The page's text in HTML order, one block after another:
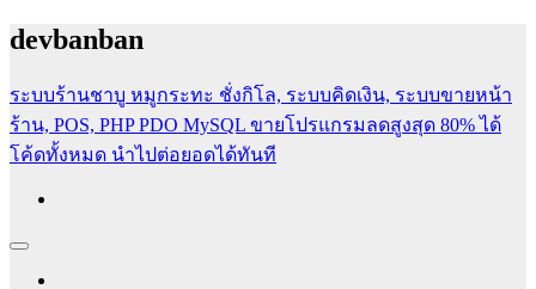
Skip
to
devbanban
ระบบร้านชาบู หมูกระทะ ชั่งกิโล, ระบบคิดเงิน, ระบบขายหน้า
ร้าน, POS, PHP PDO MySQL ขายโปรแกรมลดสูงสุด 80% ได้
โค้ดทั้งหมด นำไปต่อยอดได้ทันที